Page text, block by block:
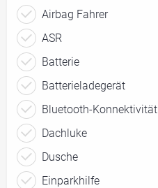
Airbag Fahrer
ASR
Batterie
Batterieladegerät
Bluetooth-Konnektivität
Dachluke
Dusche
Einparkhilfe